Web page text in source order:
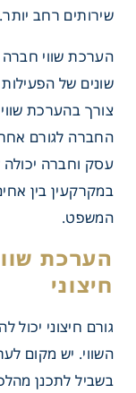
שירותים רחב יותר.
הערכת שווי חברה
שונים של
צורך בהערכת
החברה לגורם
עסק וחברה
במקרקעין בין
המשפט.
גורם חיצוני
השווי. יש מקום
בשביל לתכנן